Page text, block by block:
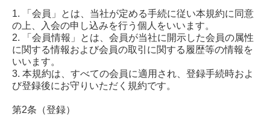
1. 「会員」とは、当社が定める手続に従い本規約に同意
の上、入会の申し込みを行う個人をいいます。
2. 「会員情報」とは、会員が当社に開示した会員の属性
に関する情報および会員の取引に関する履歴等の情報を
いいます。
3. 本規約は、すべての会員に適用され、登録手続時およ
び登録後にお守りいただく規約です。
第2条（登録）